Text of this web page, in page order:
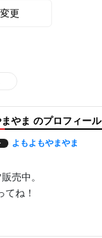
更
やま のプロフィール
よもよもやまやま
売中。
てね！